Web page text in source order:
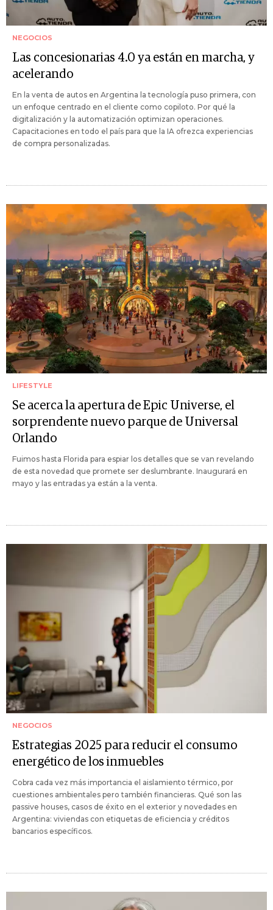
NEGOCIOS
Las concesionarias 4.0 ya están en marcha, y
acelerando
En la venta de autos en Argentina la tecnología puso primera, con
un enfoque centrado en el cliente como copiloto. Por qué la
digitalización y la automatización optimizan operaciones.
Capacitaciones en todo el país para que la IA ofrezca experiencias
de compra personalizadas.
LIFESTYLE
Se acerca la apertura de Epic Universe, el
sorprendente nuevo parque de Universal
Orlando
Fuimos hasta Florida para espiar los detalles que se van revelando
de esta novedad que promete ser deslumbrante. Inaugurará en
mayo y las entradas ya están a la venta.
NEGOCIOS
Estrategias 2025 para reducir el consumo
energético de los inmuebles
Cobra cada vez más importancia el aislamiento térmico, por
cuestiones ambientales pero también financieras. Qué son las
passive houses, casos de éxito en el exterior y novedades en
Argentina: viviendas con etiquetas de eficiencia y créditos
bancarios específicos.